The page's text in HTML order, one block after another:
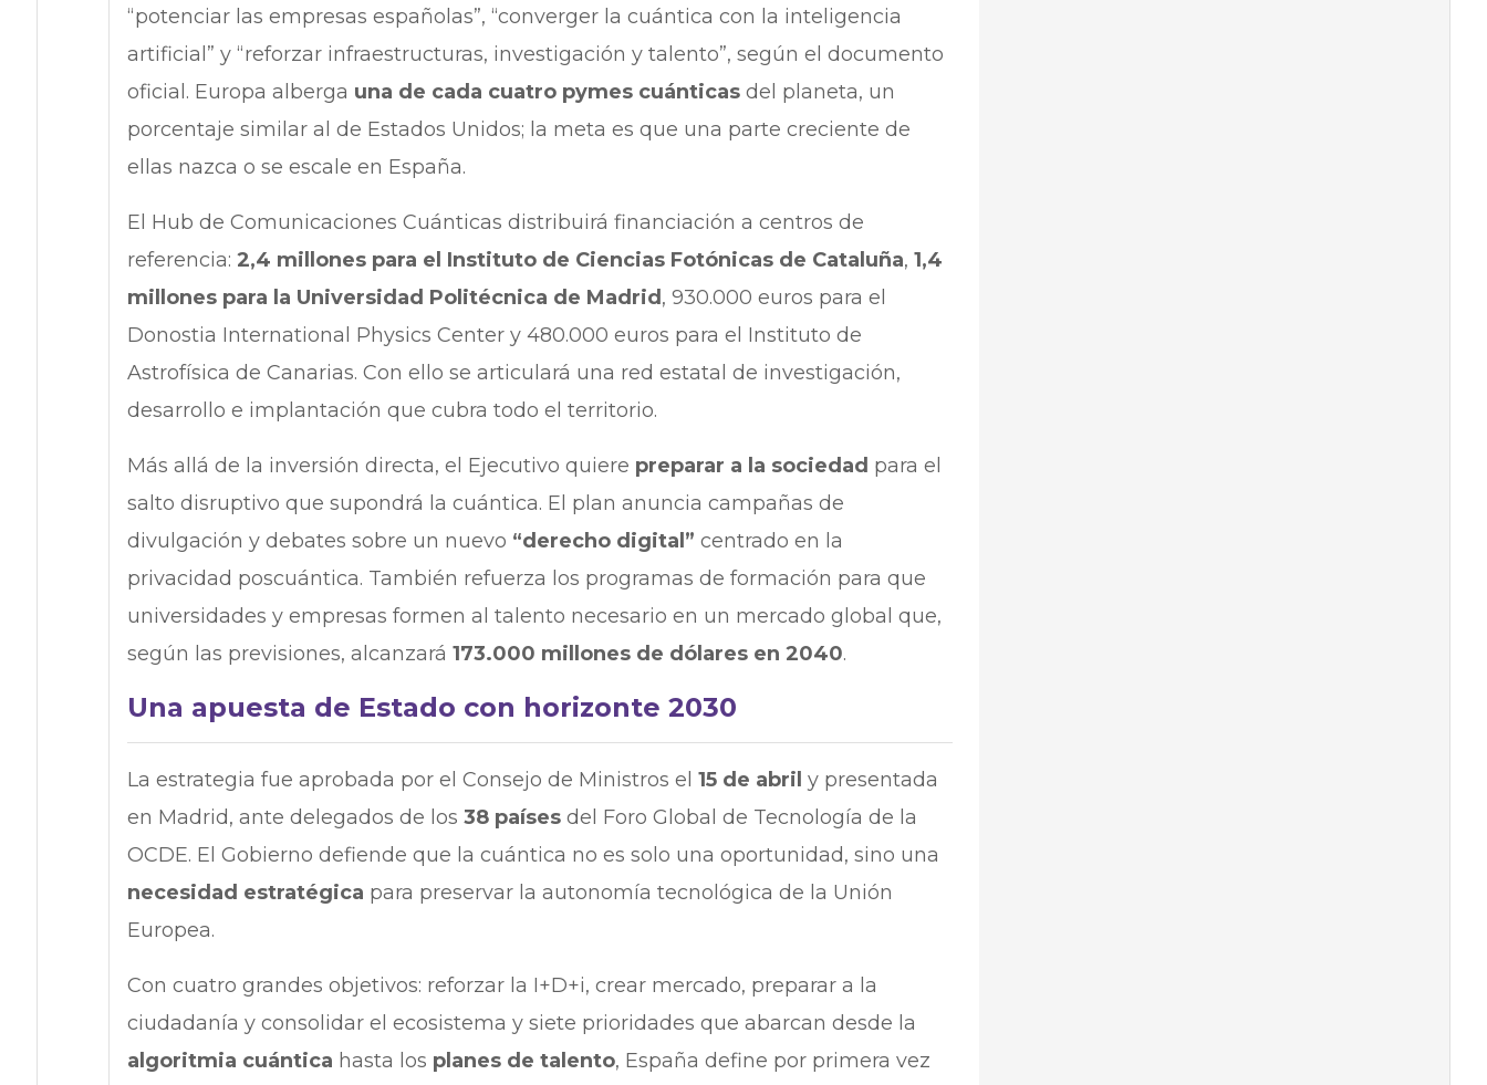
“potenciar las empresas españolas”, “converger la cuántica con la inteligencia
artificial” y “reforzar infraestructuras, investigación y talento”, según el documento
oficial.​​ Europa alberga una de cada cuatro pymes cuánticasdel planeta, un
porcentaje similar al de Estados Unidos; la meta es que una parte creciente de
ellas nazca o se escale en España.
El Hub de Comunicaciones Cuánticas distribuirá financiación a centros de
referencia: 2,4 millones para el Instituto de Ciencias Fotónicas de Cataluña, 1,4
millones para la Universidad Politécnica de Madrid , 930.000 euros para el
Donostia International Physics Center y 480.000 euros para el Instituto de
Astrofísica de Canarias. Con ello se articulará una red estatal de investigación,
desarrollo e implantación que cubra todo el territorio.​​
Más allá de la inversión directa, el Ejecutivo quiere preparar a la sociedad para el
salto disruptivo que supondrá la cuántica. El plan anuncia campañas de
divulgación y debates sobre un nuevo “derecho digital” centrado en la
privacidad poscuántica. También refuerza los programas de formación para que
universidades y empresas formen al talento necesario en un mercado global que,
según las previsiones, alcanzará 173.000 millones de dólares en 2040.​​
Una apuesta de Estado con horizonte 2030
La estrategia fue aprobada por el Consejo de Ministros el 15 de abril y presentada
en Madrid, ante delegados de los 38 paísesdel Foro Global de Tecnología de la
OCDE. El Gobierno defiende que la cuántica no es solo una oportunidad, sino una
necesidad estratégica para preservar la autonomía tecnológica de la Unión
Europea.
Con cuatro grandes objetivos: reforzar la I+D+i, crear mercado, preparar a la
ciudadanía y consolidar el ecosistema y siete prioridades que abarcan desde la
algoritmia cuántica hasta los planes de talento, España define por primera vez